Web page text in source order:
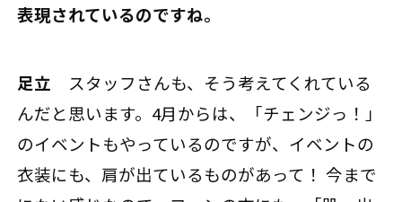
表現されているのですね。
足立 スタッフさんも、そう考えてくれている
んだと思います。4月からは、「チェンジっ！」
のイベントもやっているのですが、イベントの
衣装にも、肩が出ているものがあって！ 今まで